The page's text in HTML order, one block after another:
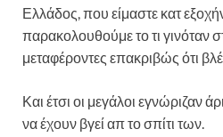
Ελλάδος, που είμαστε κατ
παρακολουθούμε το τι γινόταν
μεταφέροντες επακριβώς ότι
Και έτσι οι μεγάλοι εγνώριζαν
να έχουν βγεί απ το σπίτι των.